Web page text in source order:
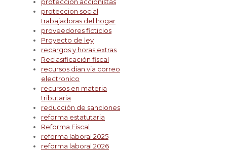
proteccion social
trabajadoras del hogar
proveedores ficticios
Proyecto de ley
recargos y horas extras
Reclasificación fiscal
recursos dian via correo
electronico
recursos en materia
tributaria
reducción de sanciones
reforma estatutaria
Reforma Fiscal
reforma laboral 2025
reforma laboral 2026